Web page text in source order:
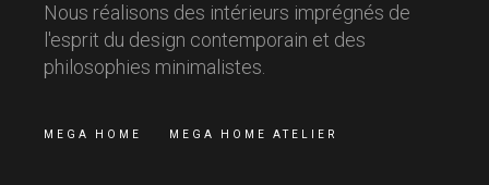
Nous réalisons des intérieurs imprégnés de
l'esprit du design contemporain et des
philosophies minimalistes.
MEGA HOME MEGA HOME ATELIER